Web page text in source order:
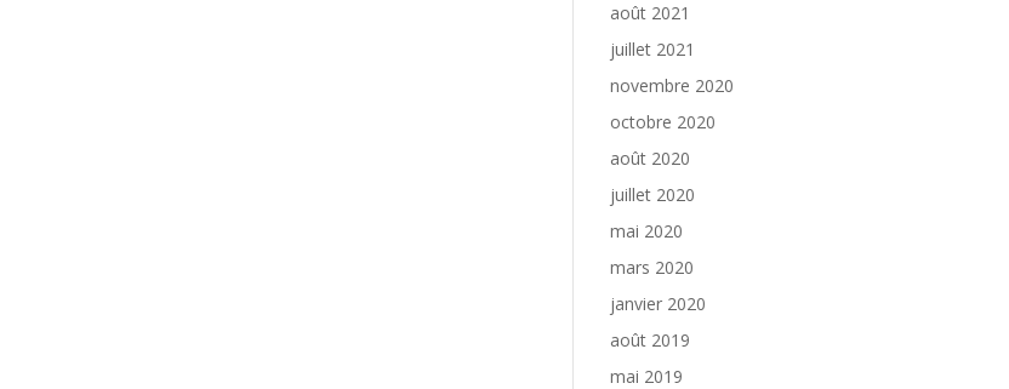
août 2021
juillet 2021
novembre 2020
octobre 2020
août 2020
juillet 2020
mai 2020
mars 2020
janvier 2020
août 2019
mai 2019